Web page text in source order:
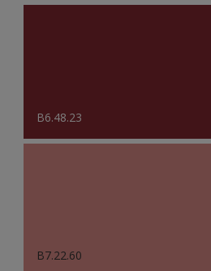
B6.48.23
B7.22.60